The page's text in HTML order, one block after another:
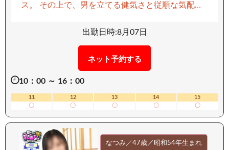
ス。 その上で、男を立てる健気さと従順な気配
姿勢は、支配欲をくすぐり、「俺のものにした
白な素肌は、丁寧な手入れと美意識の結晶。 その
肌に触れた瞬間、思わず舌を這わせたくなる衝動
に駆られることでしょう。 華奢に見えて、お椀型
の可愛らしいお胸は見た目以上に感度抜群。 手の
ひらで包み込めば、ぴくんと反応し…その仕草だけ
で、理性は崩壊寸前。 頬を赤らめながら、恥じら
いつつも 濃密に絡みつく彼女のカラダは、もはや
理性では抗えない快楽装置。 想像を遥かに超える
出勤日時:8月07日
ネット予約する
10：00 ～ 16：00
11
〇
12
〇
13
〇
14
〇
15
〇
なつみ／47歳／昭和54年生まれ